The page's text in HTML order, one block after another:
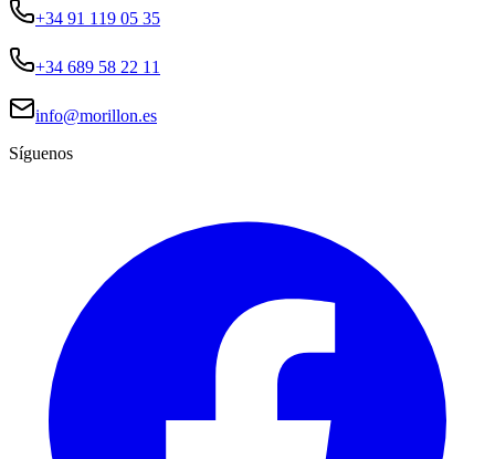
+34 91 119 05 35
+34 689 58 22 11
info@morillon.es
Síguenos